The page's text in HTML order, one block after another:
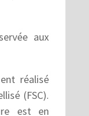
aux
réalisé
(FSC).
est en